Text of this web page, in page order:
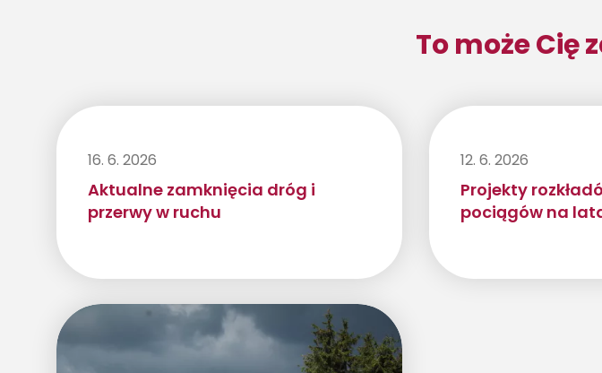
To może Cię
16. 6. 2026
Aktualne zamknięcia dróg i
przerwy w ruchu
12. 6. 2026
Projekty
pociągów na